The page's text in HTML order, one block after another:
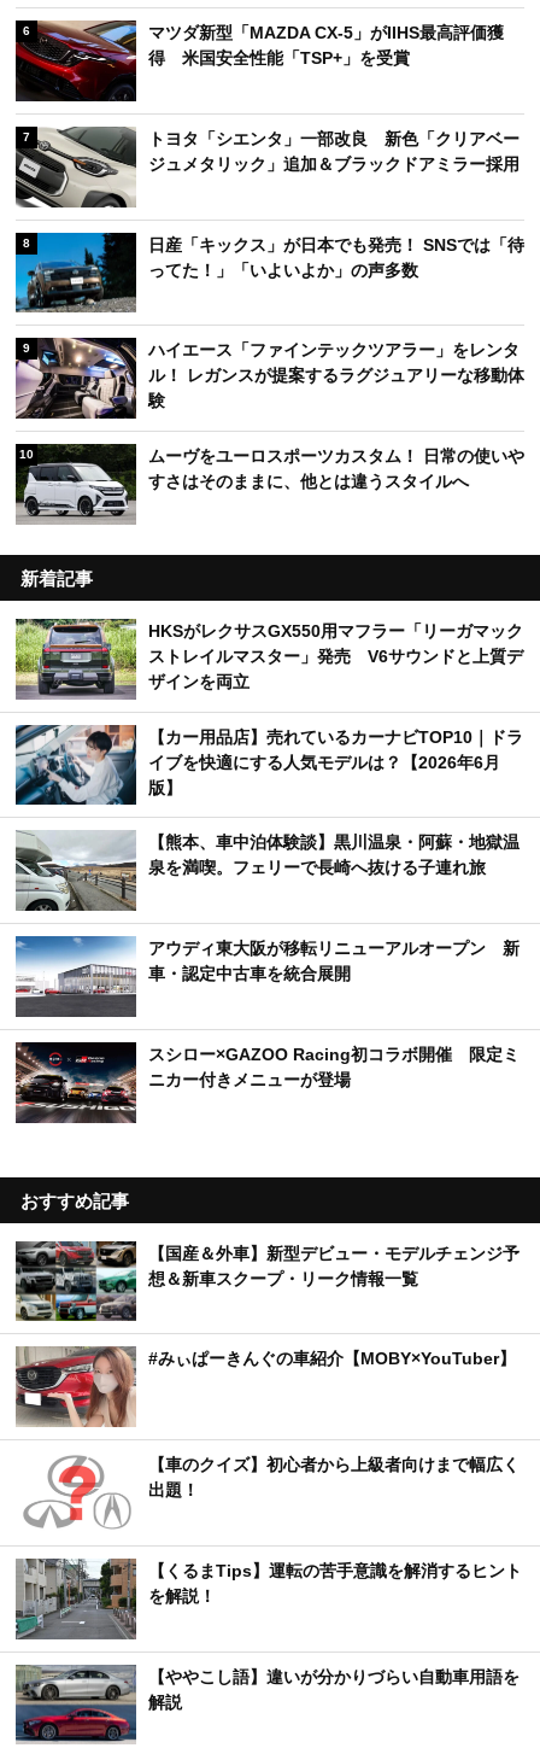
6
マツダ新型「MAZDA CX-5」がIIHS最高評価獲
得 米国安全性能「TSP+」を受賞
7
トヨタ「シエンタ」一部改良 新色「クリアベー
ジュメタリック」追加＆ブラックドアミラー採用
8
日産「キックス」が日本でも発売！ SNSでは「待
ってた！」「いよいよか」の声多数
9
ハイエース「ファインテックツアラー」をレンタ
ル！ レガンスが提案するラグジュアリーな移動体
験
10
ムーヴをユーロスポーツカスタム！ 日常の使いや
すさはそのままに、他とは違うスタイルへ
新着記事
HKSがレクサスGX550用マフラー「リーガマック
ストレイルマスター」発売 V6サウンドと上質デ
ザインを両立
【カー用品店】売れているカーナビTOP10｜ドラ
イブを快適にする人気モデルは？【2026年6月
版】
【熊本、車中泊体験談】黒川温泉・阿蘇・地獄温
泉を満喫。フェリーで長崎へ抜ける子連れ旅
アウディ東大阪が移転リニューアルオープン 新
車・認定中古車を統合展開
スシロー×GAZOO Racing初コラボ開催 限定ミ
ニカー付きメニューが登場
おすすめ記事
【国産＆外車】新型デビュー・モデルチェンジ予
想＆新車スクープ・リーク情報一覧
#みぃぱーきんぐの車紹介【MOBY×YouTuber】
【車のクイズ】初心者から上級者向けまで幅広く
出題！
【くるまTips】運転の苦手意識を解消するヒント
を解説！
【ややこし語】違いが分かりづらい自動車用語を
解説